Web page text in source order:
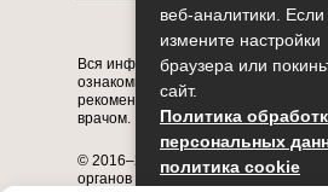
Карта сайта О сайте
Вся информация на сайте
ознакомительных целях. Перед
рекомендаций обязательно
врачом.
© 2016–2026, медицинский портал
органов системы дыхания
веб-аналитики.
измените настройки
браузера или
сайт.
Политика
персональных
политика cookie